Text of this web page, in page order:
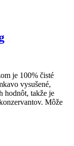
je 100% čisté
vysušené,
hodnôt, takže je
Môže